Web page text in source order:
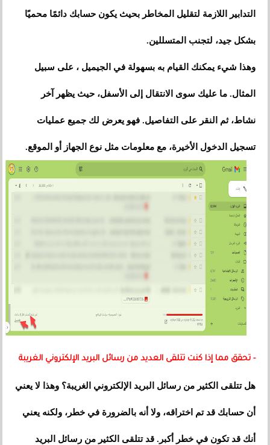
التدابير اللازمة لتقليل المخاطر بحيث يكون حسابك دائمًا محميًا
بشكل جيد، لتجنب المتسللين.
وهذا شيء يمكنك القيام به بسهولة في الجيميل ، على سبيل
المثال. ما عليك سوى الانتقال إلى الأسفل، حيث يظهر آخر
نشاط، ثم النقر على التفاصيل. فهو يعرض لك جميع عمليات
تسجيل الدخول الأخيرة، مع معلومات مثل نوع الجهاز أو الموقع.
- تحقق مما إذا كنت تتلقى العديد من رسائل البريد الإلكتروني الغريبة
هل تتلقى الكثير من رسائل البريد الإلكتروني الغريبة؟ وهذا لا يعني
أن حسابك قد تم اختراقه، ولا أنه بالضرورة في خطر، ولكنه يعني
أنك قد تكون في خطر أكبر. قد تتلقى الكثير من رسائل البريد